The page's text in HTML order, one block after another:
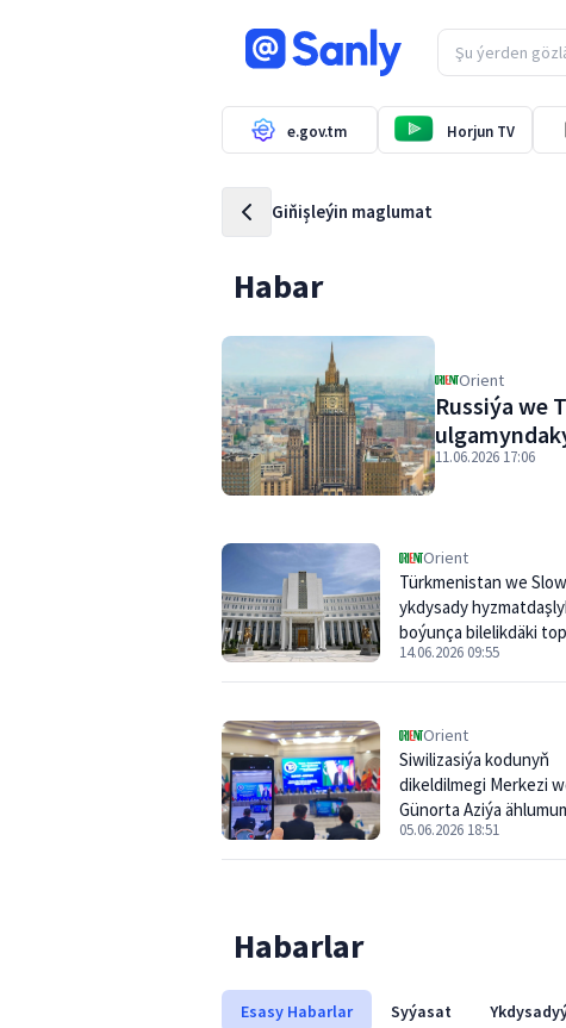
e.gov.tm Horjun TV
Giňişleýin maglumat
Habar
Orient
Russiýa we
11.06.2026 17:06
Orient
Türkmenistan we
ykdysady
boýunça bilelikdäki
döredýärler
14.06.2026 09:55
Orient
Siwilizasiýa kodunyň
dikeldilmegi Merkezi
Günorta Aziýa
wehimlere jogap
kömek eder
05.06.2026 18:51
Habarlar
Esasy Habarlar Syýasat